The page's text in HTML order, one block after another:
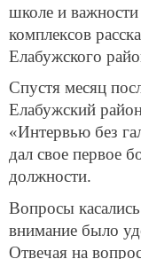
школе и
комплексов
Елабужского
Спустя месяц
Елабужский
«Интервью без
дал свое первое
должности.
Вопросы
внимание было
Отвечая на